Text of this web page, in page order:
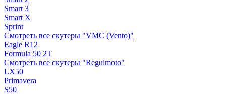
Smart 3
Smart X
Sprint
Смотреть все скутеры "VMC (Vento)"
Eagle R12
Formula 50 2Т
Смотреть все скутеры "Regulmoto"
LX50
Primavera
S50